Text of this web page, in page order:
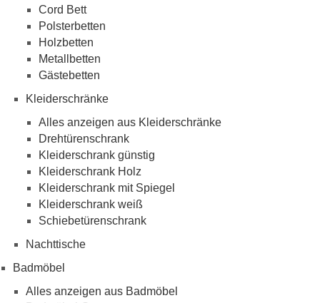
Cord Bett
Polsterbetten
Holzbetten
Metallbetten
Gästebetten
Kleiderschränke
Alles anzeigen aus Kleiderschränke
Drehtürenschrank
Kleiderschrank günstig
Kleiderschrank Holz
Kleiderschrank mit Spiegel
Kleiderschrank weiß
Schiebetürenschrank
Nachttische
Badmöbel
Alles anzeigen aus Badmöbel